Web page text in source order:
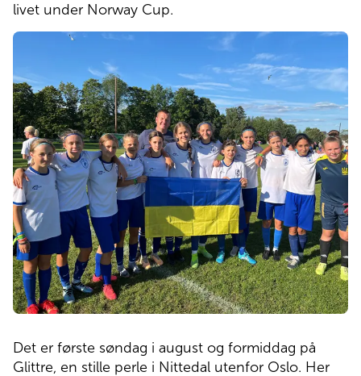
Om Norlandia
Kontakt oss
Jobb hos oss
livet under Norway Cup.
Det er første søndag i august og formiddag på
Glittre, en stille perle i Nittedal utenfor Oslo. Her